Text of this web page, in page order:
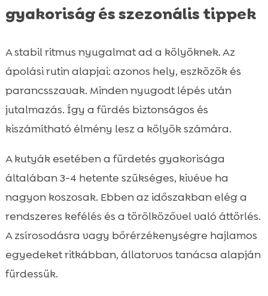
gyakoriság és szezonális tippek
A stabil ritmus nyugalmat ad a kölyöknek. Az
ápolási rutin alapjai: azonos hely, eszközök és
parancsszavak. Minden nyugodt lépés után
jutalmazás. Így a fürdés biztonságos és
kiszámítható élmény lesz a kölyök számára.
A kutyák esetében a fürdetés gyakorisága
általában 3-4 hetente szükséges, kivéve ha
nagyon koszosak. Ebben az időszakban elég a
rendszeres kefélés és a törölközővel való áttörlés.
A zsírosodásra vagy bőrérzékenységre hajlamos
egyedeket ritkábban, állatorvos tanácsa alapján
fürdessük.